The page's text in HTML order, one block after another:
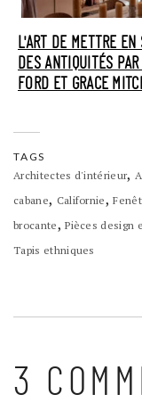
L'ART DE METTRE EN
DES ANTIQUITÉS
FORD ET GRACE
TAGS
Architectes d'intérieur,
cabane, Californie,
brocante,Pièces design
Tapis ethniques
3